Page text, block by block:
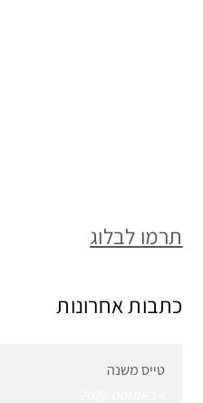
תרמו לבלוג
כתבות אחרונות
טייס משנה